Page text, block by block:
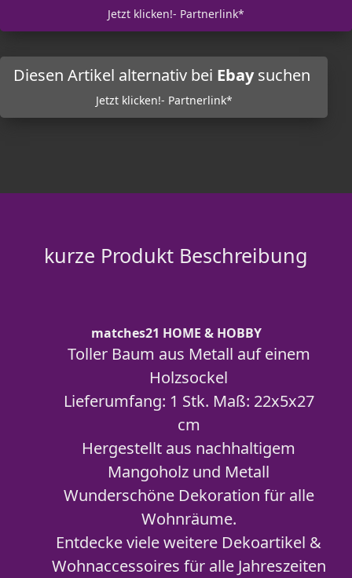
Jetzt klicken!- Partnerlink*
Diesen Artikel alternativ bei Ebaysuchen
Jetzt klicken!- Partnerlink*
kurze Produkt Beschreibung
matches21 HOME & HOBBY
Toller Baum aus Metall auf einem
Holzsockel
Lieferumfang: 1 Stk. Maß: 22x5x27
cm
Hergestellt aus nachhaltigem
Mangoholz und Metall
Wunderschöne Dekoration für alle
Wohnräume.
Entdecke viele weitere Dekoartikel &
Wohnaccessoires für alle Jahreszeiten